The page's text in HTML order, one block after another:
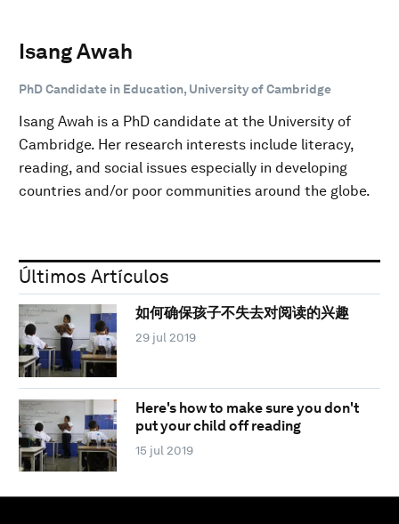
Isang Awah
PhD Candidate in Education, University of Cambridge
Isang Awah is a PhD candidate at the University of
Cambridge. Her research interests include literacy,
reading, and social issues especially in developing
countries and/or poor communities around the globe.
Últimos Artículos
如何确保孩子不失去对阅读的兴趣
29 jul 2019
Here's how to make sure you don't
put your child off reading
15 jul 2019